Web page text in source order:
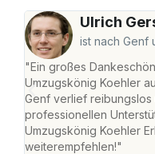
Ulrich
ist nach Genf
"Ein großes
Umzugskönig Koehler
Genf verlief
professionellen
Umzugskönig Koehler
weiterempfehlen!"